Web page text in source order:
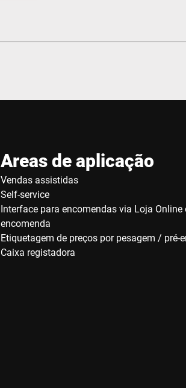
Areas de aplicação
Vendas assistidas
Self-service
Interface para encomendas via Loja
encomenda
Etiquetagem de preços por pesagem / pré-
Caixa registadora